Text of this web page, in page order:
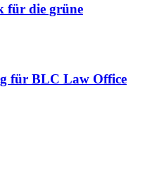
für die grüne
für BLC Law Office